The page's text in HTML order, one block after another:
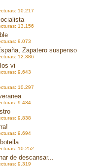
10.217
13.156
9.073
Zapatero suspenso
12.386
vi
9.643
10.297
9.434
9.838
9.694
10.252
de descansar...
9.319